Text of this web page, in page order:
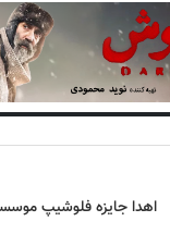
اهدا جایزه فلوشیپ موسسه